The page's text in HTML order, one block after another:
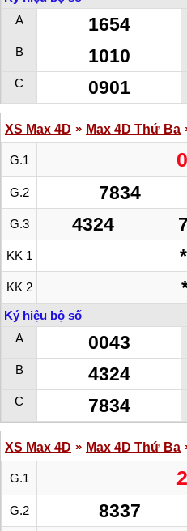
A
1654
B 1010
C 0901
XS Max 4D » Max 4D Thứ Ba
G.1
G.2 7834
G.3 4324
KK 1
KK 2
Ký hiệu bộ số
A
0043
B 4324
C 7834
XS Max 4D » Max 4D Thứ Ba
G.1
G.2 8337